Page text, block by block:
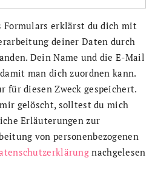
Formulars erklärst du dich mit
deiner Daten durch
Dein Name und die E-Mail
man dich zuordnen kann.
für diesen Zweck gespeichert.
gelöscht, solltest du mich
Erläuterungen zur
von personenbezogenen
nachgelesen